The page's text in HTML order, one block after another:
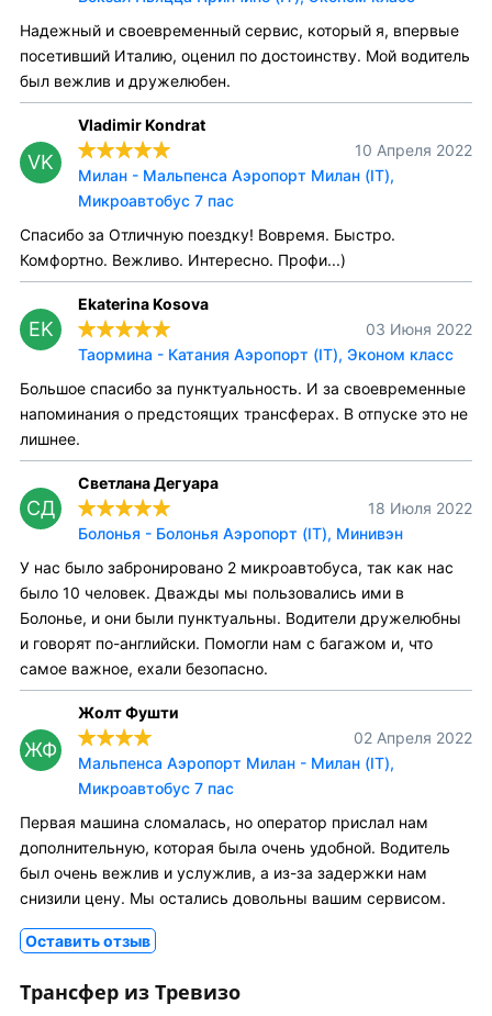
Надежный и своевременный сервис, который я, впервые
посетивший Италию, оценил по достоинству. Мой водитель
был вежлив и дружелюбен.
VK
Vladimir Kondrat
10 Апреля 2022
Милан - Мальпенса Аэропорт Милан (IT),
Микроавтобус 7 пас
Спасибо за Отличную поездку! Вовремя. Быстро.
Комфортно. Вежливо. Интересно. Профи...)
EK
Ekaterina Kosova
03 Июня 2022
Таормина - Катания Аэропорт (IT), Эконом класс
Большое спасибо за пунктуальность. И за своевременные
напоминания о предстоящих трансферах. В отпуске это не
лишнее.
СД
Светлана Дегуара
18 Июля 2022
Болонья - Болонья Аэропорт (IT), Минивэн
У нас было забронировано 2 микроавтобуса, так как нас
было 10 человек. Дважды мы пользовались ими в
Болонье, и они были пунктуальны. Водители дружелюбны
и говорят по-английски. Помогли нам с багажом и, что
самое важное, ехали безопасно.
ЖФ
Жолт Фушти
02 Апреля 2022
Мальпенса Аэропорт Милан - Милан (IT),
Микроавтобус 7 пас
Первая машина сломалась, но оператор прислал нам
дополнительную, которая была очень удобной. Водитель
был очень вежлив и услужлив, а из-за задержки нам
снизили цену. Мы остались довольны вашим сервисом.
Оставить отзыв
Трансфер из Тревизо